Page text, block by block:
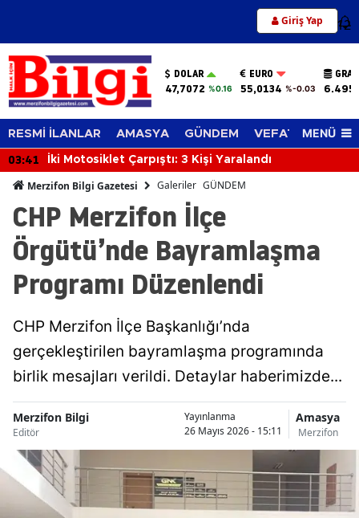
Giriş Yap 12
DOLAR
47,7072 %0.16
EURO
55,0134 %-0.03
RESMİ İLANLAR AMASYA GÜNDEM VEFAT EDENLER
MENÜ
03:41 İki Motosiklet Çarpıştı: 3 Kişi Yaralandı
Merzifon Bilgi Gazetesi Galeriler GÜNDEM
CHP Merzifon İlçe
Örgütü’nde Bayramlaşma
Programı Düzenlendi
CHP Merzifon İlçe Başkanlığı’nda
gerçekleştirilen bayramlaşma programında
birlik mesajları verildi. Detaylar haberimizde...
Merzifon Bilgi
Editör
Yayınlanma
26 Mayıs 2026 - 15:11
Amasya
Merzifon